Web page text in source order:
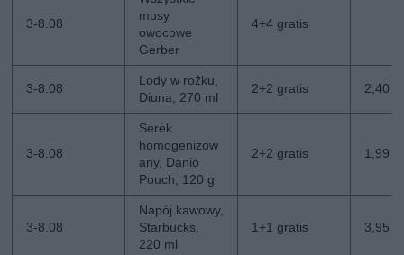
3-8.08
musy
owocowe
Gerber
4+4 gratis
3-8.08
Lody w rożku,
Diuna, 270 ml
2+2 gratis 2,40
3-8.08
Serek
homogenizow
any, Danio
Pouch, 120 g
2+2 gratis 1,99
3-8.08
Napój kawowy,
Starbucks,
220 ml
1+1 gratis 3,95